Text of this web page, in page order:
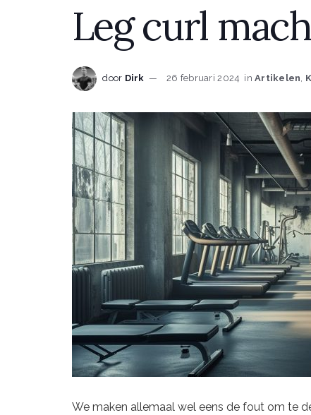
Leg curl
door Dirk 26 februari 2024 in Artikelen,
We maken allemaal wel eens de fout om te